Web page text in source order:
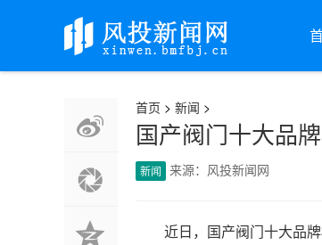
首页 > 新闻 >
国产阀门十大品
新闻 来源：风投新闻网
近日，国产阀门十大品